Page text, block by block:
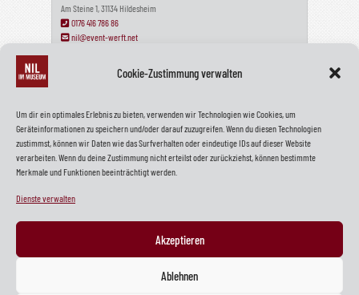
Cookie-Zustimmung verwalten
Um dir ein optimales Erlebnis zu bieten, verwenden wir Technologien wie Cookies, um
Geräteinformationen zu speichern und/oder darauf zuzugreifen. Wenn du diesen Technologien
zustimmst, können wir Daten wie das Surfverhalten oder eindeutige IDs auf dieser Website
verarbeiten. Wenn du deine Zustimmung nicht erteilst oder zurückziehst, können bestimmte
Merkmale und Funktionen beeinträchtigt werden.
Dienste verwalten
Akzeptieren
Ablehnen
Am Steine 1, 31134 Hildesheim
0176 416 786 86
nil@event-werft.net
Wir haben unser NIL am 22. Dezember 2024 geschlossen. Wir sagen
Tschüss und vielen Dank!
Mehr zu uns